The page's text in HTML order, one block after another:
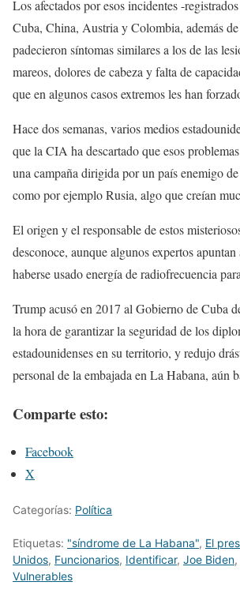
Los afectados por esos incidentes -
Cuba, China, Austria y Colombia, además
padecieron síntomas similares a los de las
mareos, dolores de cabeza y falta de
que en algunos casos extremos les han
Hace dos semanas, varios medios
que la CIA ha descartado que esos
una campaña dirigida por un país enemigo
como por ejemplo Rusia, algo que creían
El origen y el responsable de estos
desconoce, aunque algunos expertos
haberse usado energía de radiofrecuencia
Trump acusó en 2017 al Gobierno de Cuba
la hora de garantizar la seguridad de los
estadounidenses en su territorio, y redujo
personal de la embajada en La Habana, aún
Comparte esto:
Facebook
X
Categorías: Política
Etiquetas: "síndrome de La Habana", El
Unidos, Funcionarios, Identificar, Joe Biden,
Vulnerables